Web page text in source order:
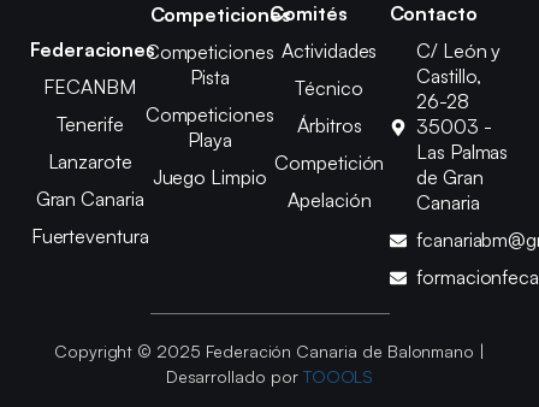
Federaciones
FECANBM
Tenerife
Lanzarote
Gran Canaria
Fuerteventura
Competiciones
Competiciones
Pista
Competiciones
Playa
Juego Limpio
Comités
Actividades
Técnico
Árbitros
Competición
Apelación
Contacto
C/ León y
Castillo,
26-28
35003 -
Las Palmas
de Gran
Canaria
Copyright © 2025 Federación Canaria de Balonmano |
Desarrollado por TOOOLS